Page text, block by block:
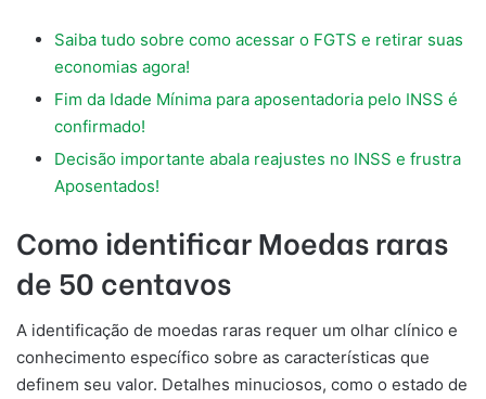
Saiba tudo sobre como acessar o FGTS e retirar suas
economias agora!
Fim da Idade Mínima para aposentadoria pelo INSS é
confirmado!
Decisão importante abala reajustes no INSS e frustra
Aposentados!
Como identificar Moedas raras
de 50 centavos
A identificação de moedas raras requer um olhar clínico e
conhecimento específico sobre as características que
definem seu valor. Detalhes minuciosos, como o estado de